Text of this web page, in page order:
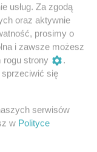
usług. Za zgodą
oraz aktywnie
prosimy o
i zawsze możesz
rogu strony
.
się
serwisów
w Polityce